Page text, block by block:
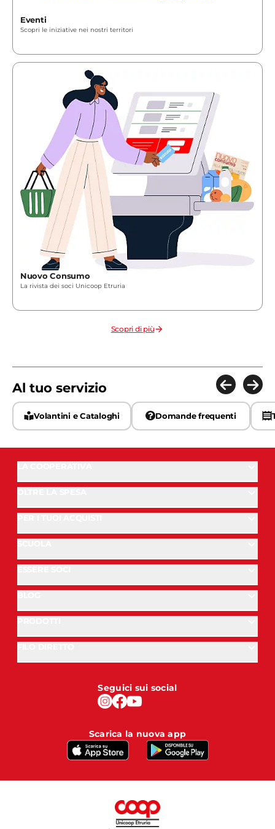
Eventi
Scopri le iniziative nei nostri territori
Nuovo Consumo
La rivista dei soci Unicoop Etruria
Scopri di più
Al tuo servizio
Volantini e Cataloghi Domande frequenti
Seguici sui social
Scarica la nuova app